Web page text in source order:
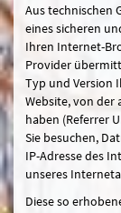
Aus technischen
eines sicheren
Ihren Internet-
Provider
Typ und Version
Website, von der
haben (Referrer
Sie besuchen,
IP-Adresse des
unseres
Diese so